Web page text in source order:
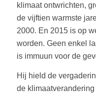
klimaat ontwrichten,
de vijftien warmste
2000. En 2015 is op
worden. Geen enkel
is immuun voor de
Hij hield de
de